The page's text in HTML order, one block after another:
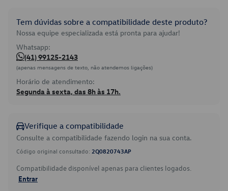
Tem dúvidas sobre a compatibilidade deste produto?
Nossa equipe especializada está pronta para ajudar!
Whatsapp:
(41) 99125-2143
(apenas mensagens de texto, não atendemos ligações)
Horário de atendimento:
Segunda à sexta, das 8h às 17h.
Verifique a compatibilidade
Consulte a compatibilidade fazendo login na sua conta.
Código original consultado: 2Q0820743AP
Compatibilidade disponível apenas para clientes logados.
Entrar